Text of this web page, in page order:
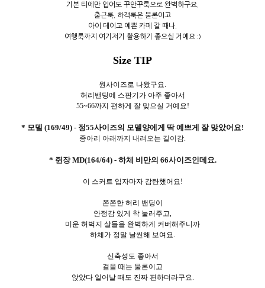
기본 티에만 입어도 꾸안꾸룩으로 완벽하구요,
출근룩, 하객룩은 물론이고
아이 데이고 예쁜 카페 갈 때나,
여행룩까지 여기저기 활용하기 좋으실 거예요 :)
Size TIP
원사이즈로 나왔구요.
허리밴딩에 스판기가 아주 좋아서
55~66까지 편하게 잘 맞으실 거예요!
* 모델 (169/49) - 정55사이즈의 모델양에게 딱 예쁘게 잘 맞았어요!
종아리 아래까지 내려오는 길이감.
* 쥔장 MD(164/64) - 하체 비만의 66사이즈인데요.
이 스커트 입자마자 감탄했어요!
쫀쫀한 허리 밴딩이
안정감 있게 착 눌러주고,
미운 허벅지 살들을 완벽하게 커버해주니까
하체가 정말 날씬해 보여요.
신축성도 좋아서
걸을 때는 물론이고
앉았다 일어날 때도 진짜 편하더라구요.